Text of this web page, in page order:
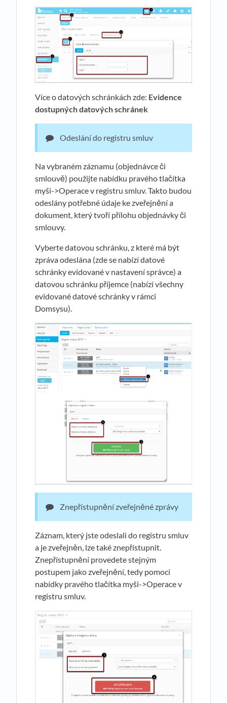
Více o datových schránkách zde: Evidence
dostupných datových schránek
Odeslání do registru smluv
Na vybraném záznamu (objednávce či
smlouvě) použijte nabídku pravého tlačítka
myši->Operace v registru smluv. Takto budou
odeslány potřebné údaje ke zveřejnění a
dokument, který tvoří přílohu objednávky či
smlouvy.
Vyberte datovou schránku, z které má být
zpráva odeslána (zde se nabízí datové
schránky evidované v nastavení správce) a
datovou schránku příjemce (nabízí všechny
evidované datové schránky v rámci
Domsysu).
Znepřístupnění zveřejněné zprávy
Záznam, který jste odeslali do registru smluv
a je zveřejněn, lze také znepřístupnit.
Znepřístupnění provedete stejným
postupem jako zveřejnění, tedy pomocí
nabídky pravého tlačítka myši->Operace v
registru smluv.